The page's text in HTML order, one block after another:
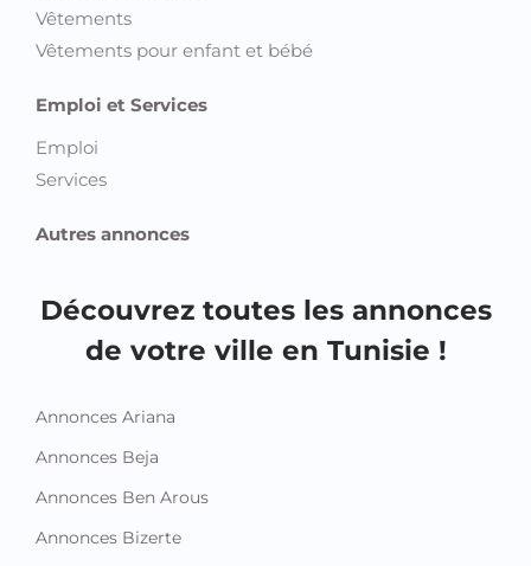
Vêtements
Vêtements pour enfant et bébé
Emploi et Services
Emploi
Services
Autres annonces
Découvrez toutes les annonces
de votre ville en Tunisie !
Annonces Ariana
Annonces Beja
Annonces Ben Arous
Annonces Bizerte